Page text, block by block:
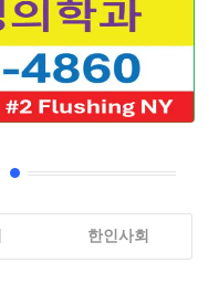
한인사회